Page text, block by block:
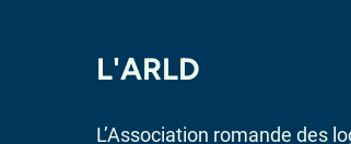
L'ARLD
L’Association romande des